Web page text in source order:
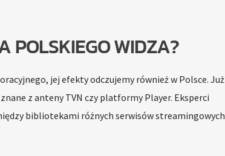
POLSKIEGO WIDZA?
jej efekty odczujemy również w Polsce. Już
z anteny TVN czy platformy Player. Eksperci
bibliotekami różnych serwisów streamingowych